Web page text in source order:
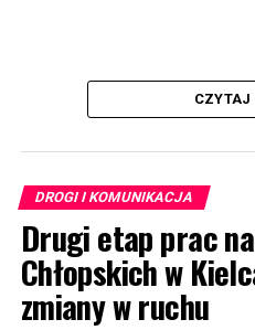
CZYTAJ
DROGI I KOMUNIKACJA
Drugi etap prac
Chłopskich w
zmiany w ruchu